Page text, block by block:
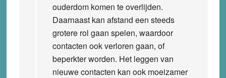
ouderdom komen te overlijden.
Daarnaast kan afstand een steeds
grotere rol gaan spelen, waardoor
contacten ook verloren gaan, of
beperkter worden. Het leggen van
nieuwe contacten kan ook moeizamer